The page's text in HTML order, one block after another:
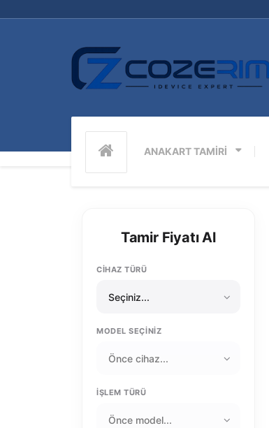
ANAKART TAMİRİ
iPhone 56 Hatası…
Tamir Fiyatı Al
CİHAZ TÜRÜ
MODEL SEÇİNİZ
İŞLEM TÜRÜ